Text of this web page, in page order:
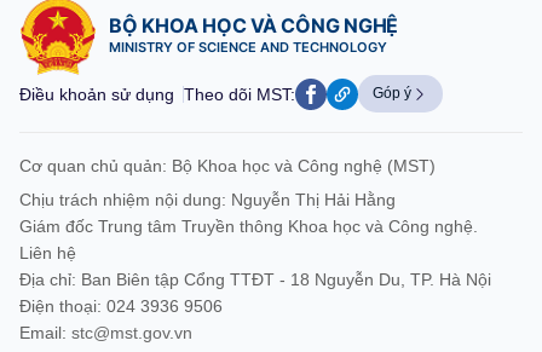
BỘ KHOA HỌC VÀ CÔNG NGHỆ
MINISTRY OF SCIENCE AND TECHNOLOGY
Điều khoản sử dụng Theo dõi MST: Góp ý
Cơ quan chủ quản: Bộ Khoa học và Công nghệ (MST)
Chịu trách nhiệm nội dung: Nguyễn Thị Hải Hằng
Giám đốc Trung tâm Truyền thông Khoa học và Công nghệ.
Liên hệ
Địa chỉ: Ban Biên tập Cổng TTĐT - 18 Nguyễn Du, TP. Hà Nội
Điện thoại: 024 3936 9506
Email: stc@mst.gov.vn